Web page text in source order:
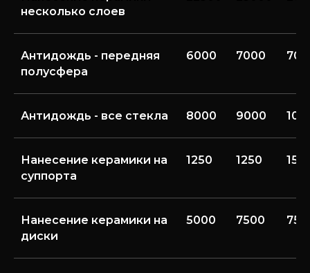
несколько слоев
Антидождь - передняя
полусфера
6000 7000
Антидождь - все стекла 8000 9000
Нанесение керамики на
суппорта
1250 1250
Нанесение керамики на
диски
5000 7500